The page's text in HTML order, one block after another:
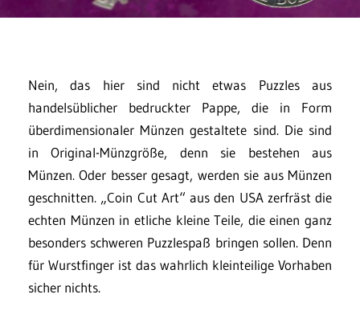
Nein, das hier sind nicht etwas Puzzles aus
handelsüblicher bedruckter Pappe, die in Form
überdimensionaler Münzen gestaltete sind. Die sind
in Original-Münzgröße, denn sie bestehen aus
Münzen. Oder besser gesagt, werden sie aus Münzen
geschnitten. „Coin Cut Art“ aus den USA zerfräst die
echten Münzen in etliche kleine Teile, die einen ganz
besonders schweren Puzzlespaß bringen sollen. Denn
für Wurstfinger ist das wahrlich kleinteilige Vorhaben
sicher nichts.